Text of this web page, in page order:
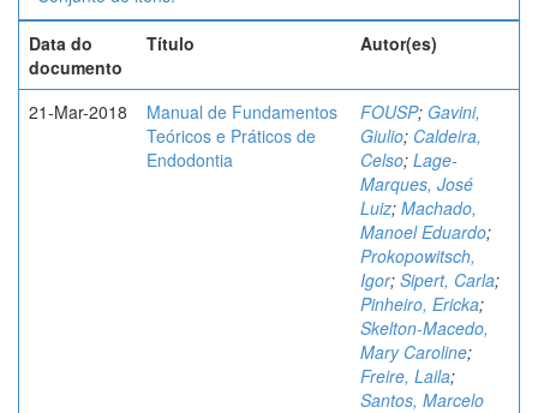
Data do
documento
Título Autor(es)
21-Mar-2018
Manual de Fundamentos
Teóricos e Práticos de
Endodontia
FOUSP; Gavini,
Giulio; Caldeira,
Celso; Lage-
Marques, José
Luiz; Machado,
Manoel Eduardo;
Prokopowitsch,
Igor; Sipert, Carla;
Pinheiro, Ericka;
Skelton-Macedo,
Mary Caroline;
Freire, Laila;
Santos, Marcelo